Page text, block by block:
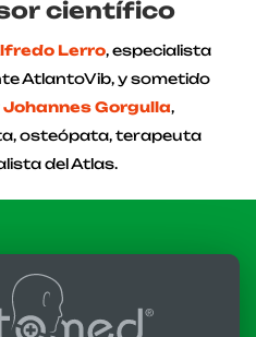
científico
Lerro, especialista
AtlantoVib, y sometido
Johannes Gorgulla,
osteópata, terapeuta
del Atlas.